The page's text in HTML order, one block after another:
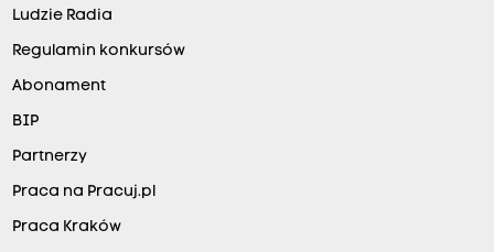
Ludzie Radia
Regulamin konkursów
Abonament
BIP
Partnerzy
Praca na Pracuj.pl
Praca Kraków